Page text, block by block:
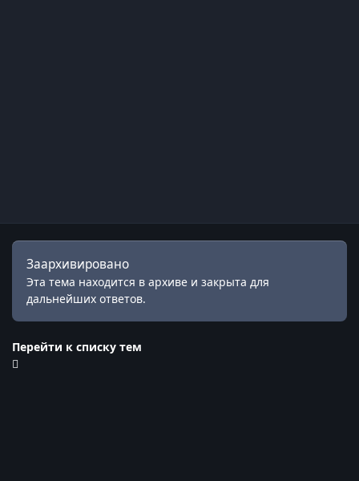
Заархивировано
Эта тема находится в архиве и закрыта для
дальнейших ответов.
Перейти к списку тем